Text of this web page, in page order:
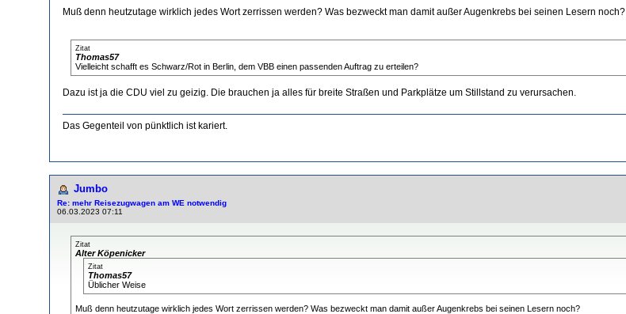
Muß denn heutzutage wirklich jedes Wort zerrissen werden? Was bezweckt man damit außer Augenkrebs bei seinen Lesern noch?
Zitat
Thomas57
Vielleicht schafft es Schwarz/Rot in Berlin, dem VBB einen passenden Auftrag zu erteilen?
Dazu ist ja die CDU viel zu geizig. Die brauchen ja alles für breite Straßen und Parkplätze um Stillstand zu verursachen.
Das Gegenteil von pünktlich ist kariert.
Jumbo
Re: mehr Reisezugwagen am WE notwendig
06.03.2023 07:11
Zitat
Alter Köpenicker
Zitat
Thomas57
Üblicher Weise
Muß denn heutzutage wirklich jedes Wort zerrissen werden? Was bezweckt man damit außer Augenkrebs bei seinen Lesern noch?